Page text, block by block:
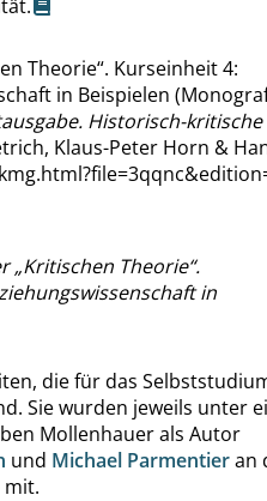
Theorie“. Kurseinheit 4:
in Beispielen
Historisch-kritische
Klaus-Peter Horn &
„Kritischen Theorie“.
in
die für das
Sie wurden jeweils unter
Mollenhauer als Autor
und Michael Parmentieran
mit.